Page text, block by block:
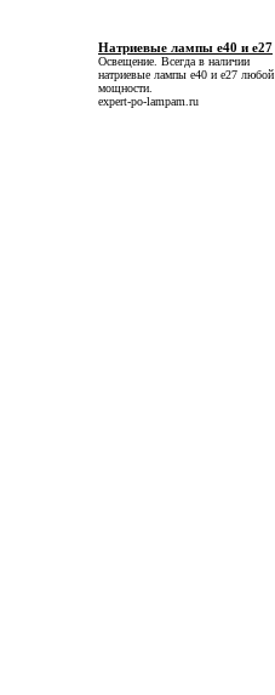
Натриевые лампы е40 и е27
Освещение. Всегда в наличии
натриевые лампы е40 и е27 любой
мощности.
expert-po-lampam.ru